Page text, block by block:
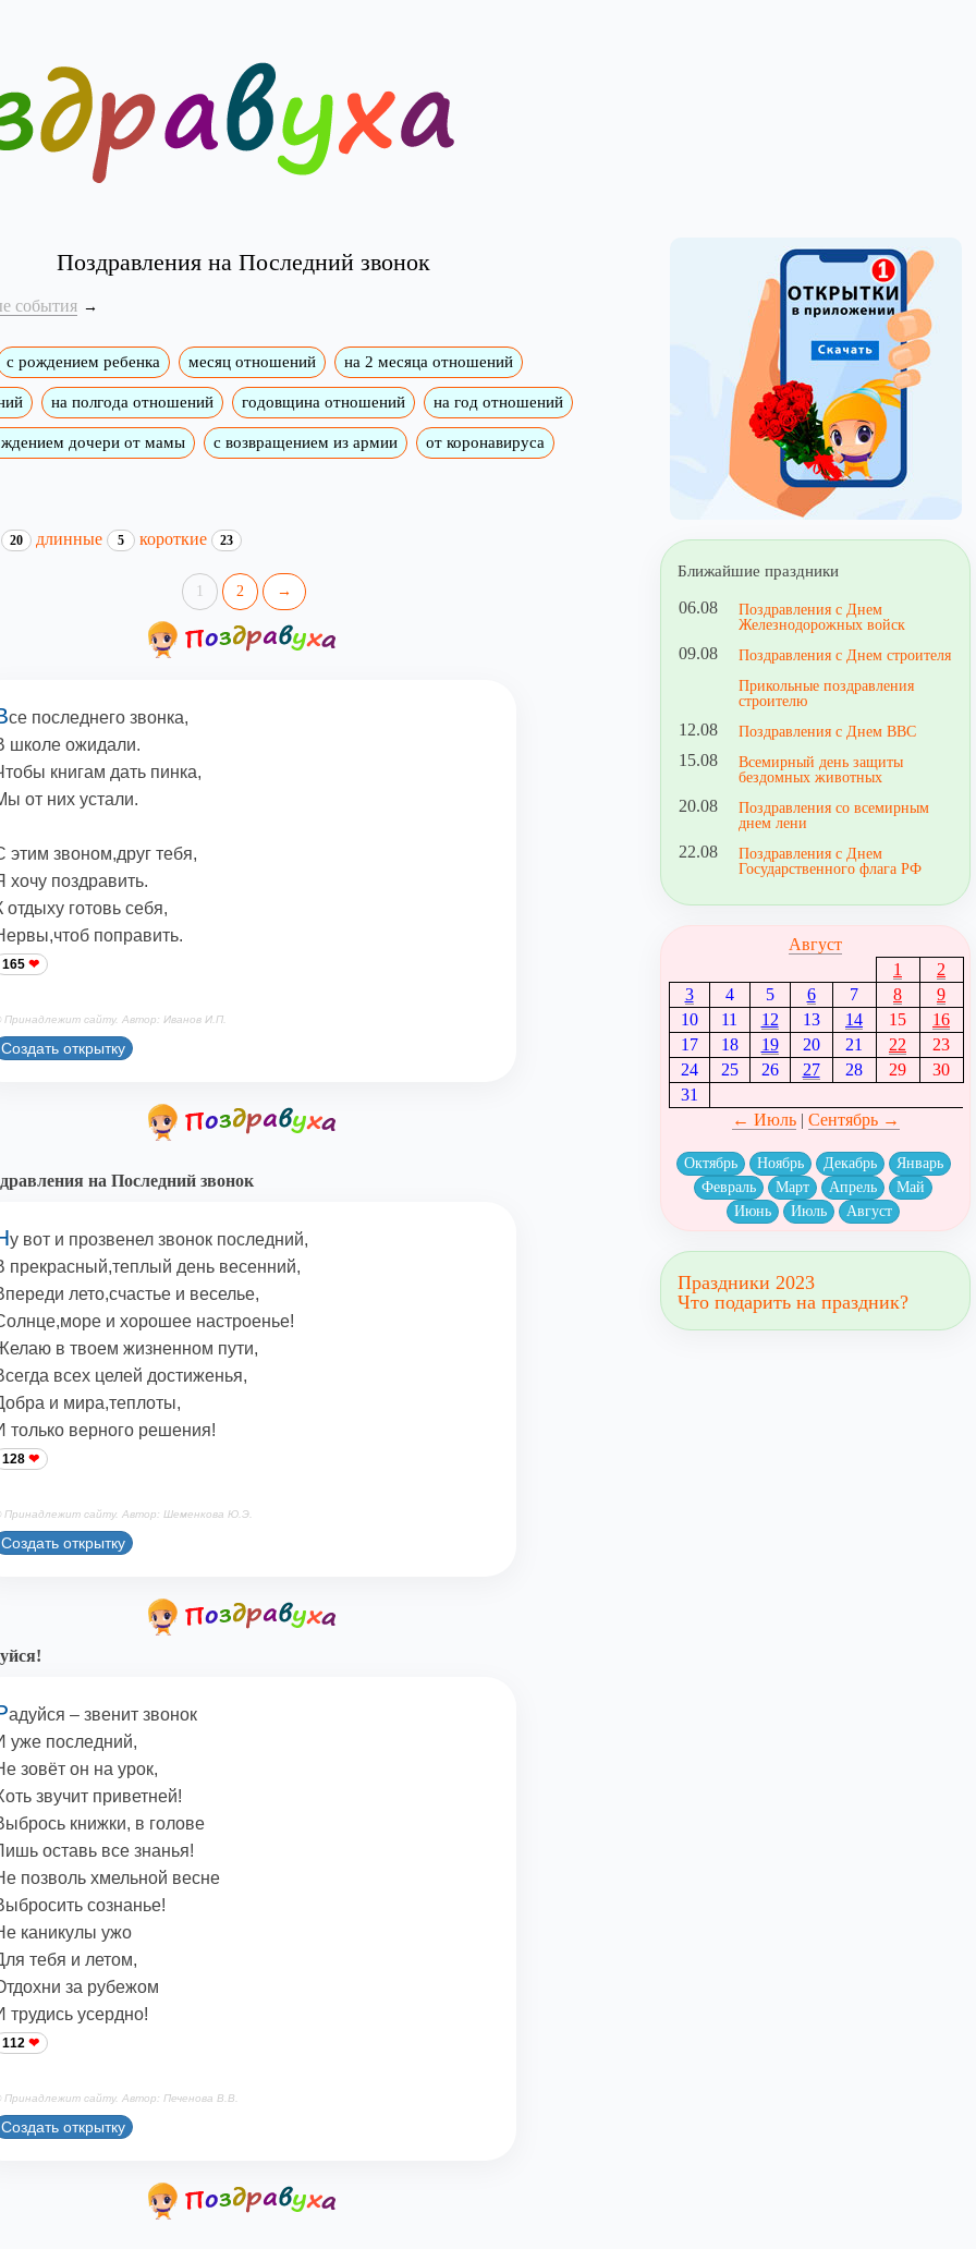
Поздравления на Последний звонок
события
с рождением ребенка месяц отношений на 2 месяца отношений
на полгода отношений годовщина отношений на год отношений
дочери от мамы с возвращением из армии от коронавируса
20 длинные 5 короткие 23
1 2 →
се последнего звонка,
школе ожидали.
книгам дать пинка,
от них устали.
этим звоном,друг тебя,
хочу поздравить.
отдыху готовь себя,
поправить.
165
Принадлежит сайту. Автор: Иванов И.П.
Создать открытку
на Последний звонок
у вот и прозвенел звонок последний,
прекрасный,теплый день весенний,
лето,счастье и веселье,
и хорошее настроенье!
в твоем жизненном пути,
всех целей достиженья,
и мира,теплоты,
только верного решения!
128
Принадлежит сайту. Автор: Шеменкова Ю.Э.
Создать открытку
адуйся – звенит звонок
уже последний,
зовёт он на урок,
звучит приветней!
книжки, в голове
оставь все знанья!
позволь хмельной весне
сознанье!
каникулы ужо
тебя и летом,
за рубежом
трудись усердно!
112
Принадлежит сайту. Автор: Печенова В.В.
Создать открытку
Ближайшие праздники
06.08
Поздравления с Днем
Железнодорожных войск
09.08
Поздравления с Днем строителя
Прикольные поздравления
строителю
12.08 Поздравления с Днем ВВС
15.08
Всемирный день защиты
бездомных животных
20.08
Поздравления со всемирным
днем лени
22.08
Поздравления с Днем
Государственного флага РФ
Август
1
2
3
4 5 6 7 8
9
10
11 12 13 14 15
16
17
18 19 20 21 22
23
24
25 26 27 28 29
30
31
← Июль| Сентябрь →
Октябрь Ноябрь Декабрь
Январь
Февраль
Март Апрель
Май
Июнь
Июль Август
Праздники 2023
Что подарить на праздник?